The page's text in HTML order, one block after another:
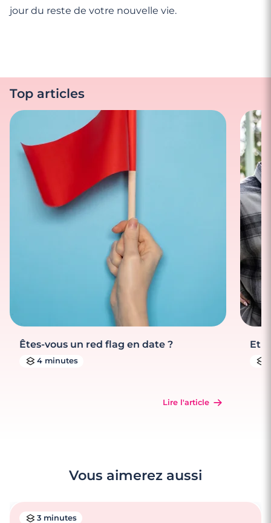
jour du reste de votre nouvelle vie.
Top articles
Êtes-vous un red flag en date ?
4 minutes
Lire l'article
Et
Vous aimerez aussi
3 minutes